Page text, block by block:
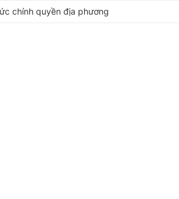
chính quyền địa phương